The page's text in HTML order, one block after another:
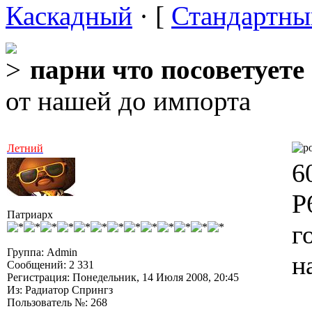
Каскадный · [
парни что
от нашей до импорта
Летний
Патриарх
Группа: Admin
Сообщений: 2 331
Регистрация: Понедельник, 14 Июля 2008, 20:45
Из: Радиатор Спрингз
Пользователь №: 268